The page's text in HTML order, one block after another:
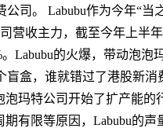
公司。 Labubu作为今年“当
营收主力，截至今年上半
。Labubu的火爆，带动泡
盲盒，谁就错过了港股新消
泡玛特公司开始了扩产能的
有限等原因，Labubu的